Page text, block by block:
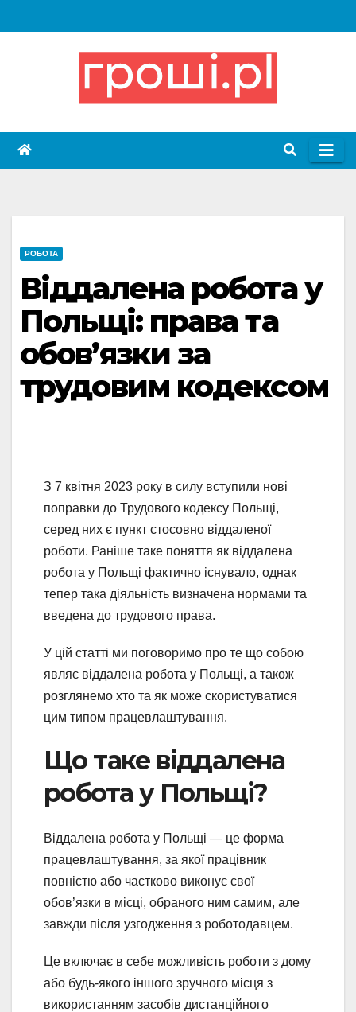
to
РОБОТА
Віддалена робота у
Польщі: права та
обовʼязки за
трудовим кодексом
З 7 квітня 2023 року в силу вступили нові
поправки до Трудового кодексу Польщі,
серед них є пункт стосовно віддаленої
роботи. Раніше таке поняття як віддалена
робота у Польщі фактично існувало, однак
тепер така діяльність визначена нормами та
введена до трудового права.
У цій статті ми поговоримо про те що собою
являє віддалена робота у Польщі, а також
розглянемо хто та як може скористуватися
цим типом працевлаштування.
Що таке віддалена
робота у Польщі?
Віддалена робота у Польщі — це форма
працевлаштування, за якої працівник
повністю або частково виконує свої
обов’язки в місці, обраного ним самим, але
завжди після узгодження з роботодавцем.
Це включає в себе можливість роботи з дому
або будь-якого іншого зручного місця з
використанням засобів дистанційного